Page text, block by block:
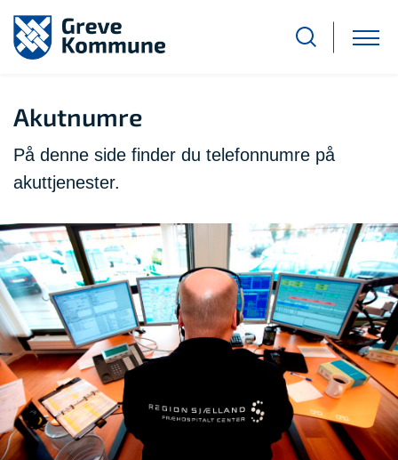
Akutnumre
På denne side finder du telefonnumre på
akuttjenester.